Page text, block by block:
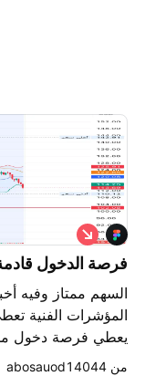
فرصة الدخول قادمة
السهم ممتاز وفيه
المؤشرات الفنية
يعطي فرصة دخول
ب
ي
ع
من ‎abosauod14044‎